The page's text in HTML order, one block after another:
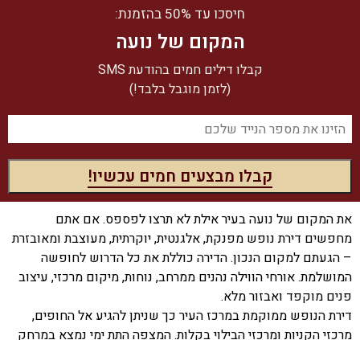
חיסכו עד 50% בהזמנת:
המקום של נועה
קבלו דילים חמים בהודעת SMS
(לזמן מוגבל בלבד!)
את המקום של נועה בעיר אילת לא תרצו לפספס. אם אתם
מחפשים דירת נופש מפנקת, אלגנטית, יוקרתית, מעוצבת ומאובזרת
– הגעתם למקום הנכון. הדירה כוללת את כל הדרוש לחופשה
המושלמת. אורחי הווילה נהנים ממרחב, נוחות, מיקום מרכזי, עיצוב
פנים מוקפד ואבזור מלא.
דירת הנופש ממוקמת במרכז העיר כך שניתן להגיע אל החופים,
מרכזי הקניות ומרכזי הבילוי בקלות. המצפה התת ימי נמצא במרחק